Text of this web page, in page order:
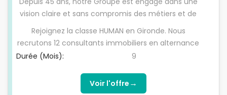
vision claire et sans compromis des métiers et de
l'immobilier. Intimement convaincus que les
services immobiliers doivent évoluer en profondeur,
nous aimons faire bouger les lignes de notre
profession et cultiver notre différence. Une grande
ambition Le pari de 1980 était de fonder le 1er
réseay d'agences immobilières intégré de France,
Rejoignez la classe HUMAN en Gironde. Nous
recrutons 12 consultants immobiliers en alternance
: - 8 postes en vente - 4 postes en location La
proposée en partenariat avec Envol Académie,
l'école de formation interne de HUMAN Immobilier,
Durée (Mois): 9
Voir l'offre →